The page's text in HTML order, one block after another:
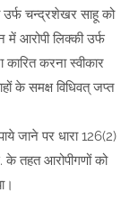
उर्फ चन्द्रशेखर साहू को
आरोपी लिक्की उर्फ
करना स्वीकार
के समक्ष विधिवत् जप्त
जाने पर धारा 126(2)
के तहत आरोपीगणों को